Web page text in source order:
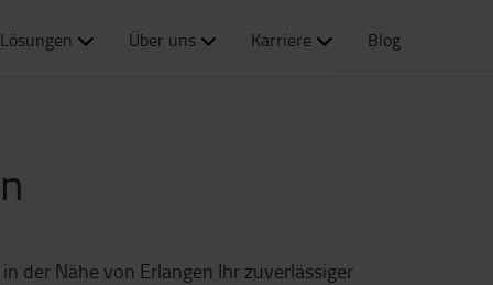
Lösungen Über uns Karriere Blog
der Nähe von Erlangen Ihr zuverlässiger